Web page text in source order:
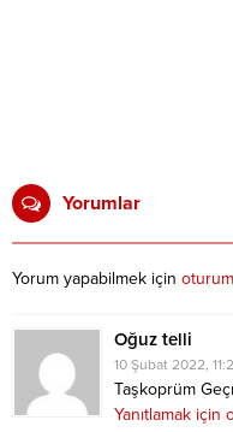
Yorumlar
Yorum yapabilmek için oturum
Oğuz telli
10 Şubat 2022,
Taşkoprüm
Yanıtlamak için